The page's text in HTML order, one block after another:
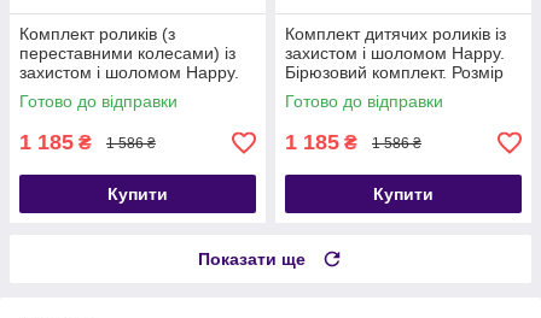
Комплект роликів (з
переставними колесами) із
захистом і шоломом Happy.
Фіолетовий колір. Розмір 29-
33
Готово до відправки
1 185 ₴ 1 586 ₴
Купити
Комплект дитячих роликів із
захистом і шоломом Happy.
Бірюзовий комплект. Розмір
27-30
Готово до відправки
1 185 ₴ 1 586 ₴
Купити
Показати ще